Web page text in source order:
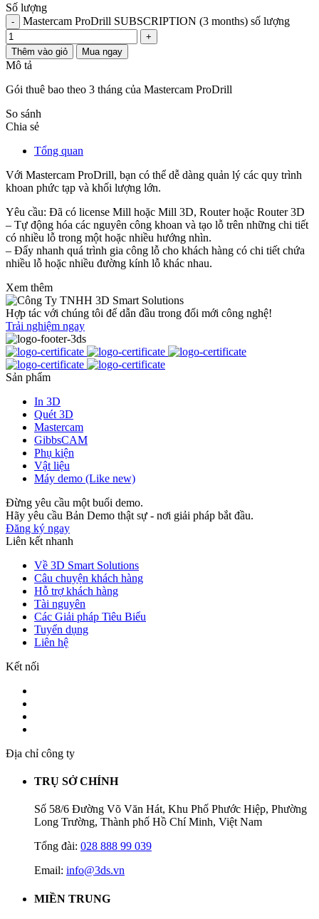
Số lượng
- Mastercam ProDrill SUBSCRIPTION (3 months) số lượng
+
Thêm vào giỏ
Mua ngay
Mô tả
Gói thuê bao theo 3 tháng của Mastercam ProDrill
So sánh
Chia sẻ
Tổng quan
Với Mastercam ProDrill, bạn có thể dễ dàng quản lý các quy trình
khoan phức tạp và khối lượng lớn.
Yêu cầu: Đã có license Mill hoặc Mill 3D, Router hoặc Router 3D
– Tự động hóa các nguyên công khoan và tạo lỗ trên những chi tiết
có nhiều lỗ trong một hoặc nhiều hướng nhìn.
– Đẩy nhanh quá trình gia công lỗ cho khách hàng có chi tiết chứa
nhiều lỗ hoặc nhiều đường kính lỗ khác nhau.
Xem thêm
Hợp tác với chúng tôi để dẫn đầu trong đổi mới công nghệ!
Trải nghiệm ngay
Sản phẩm
In 3D
Quét 3D
Mastercam
GibbsCAM
Phụ kiện
Vật liệu
Máy demo (Like new)
Đừng yêu cầu một buổi demo.
Hãy yêu cầu Bản Demo thật sự - nơi giải pháp bắt đầu.
Đăng ký ngay
Liên kết nhanh
Về 3D Smart Solutions
Câu chuyện khách hàng
Hỗ trợ khách hàng
Tài nguyên
Các Giải pháp Tiêu Biểu
Tuyển dụng
Liên hệ
Kết nối
Địa chỉ công ty
TRỤ SỞ CHÍNH
Số 58/6 Đường Võ Văn Hát, Khu Phố Phước Hiệp, Phường
Long Trường, Thành phố Hồ Chí Minh, Việt Nam
Tổng đài: 028 888 99 039
Email: info@3ds.vn
MIỀN TRUNG